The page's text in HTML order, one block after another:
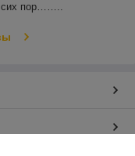
сих пор……..